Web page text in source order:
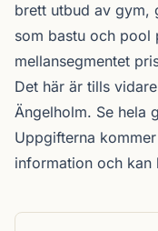
brett utbud av gym,
som bastu och pool
mellansegmentet
Det här är tills
Ängelholm. Se hela
Uppgifterna
information och kan